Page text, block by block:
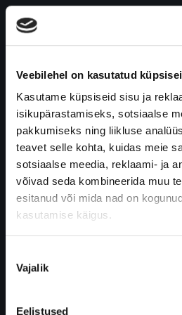
Veebilehel on kasutatud
Kasutame küpsiseid sisu ja
isikupärastamiseks, sotsiaalse
pakkumiseks ning liikluse
teavet selle kohta, kuidas meie
sotsiaalse meedia, reklaami- ja
võivad seda kombineerida muu
esitanud või mida nad on
kasutamise käigus.
valik
Vajalik
Eelistused